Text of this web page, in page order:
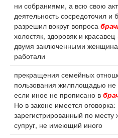
ни собраниями, а всю свою
деятельность сосредоточил и
разрешил вокруг вопроса
холостяк, здоровяк и
двумя заключенными
работали
прекращения семейных
пользования жилплощадью не
если иное не прописано в
Но в законе имеется оговорка:
зарегистрированный по месту
супруг, не имеющий иного